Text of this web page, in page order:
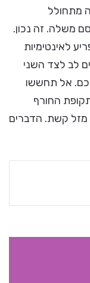
מתחולל
משלה. זה נכון.
לאינטימיות
לב לצד השני
אל תחששו
החורף
מזל קשת. הדברים